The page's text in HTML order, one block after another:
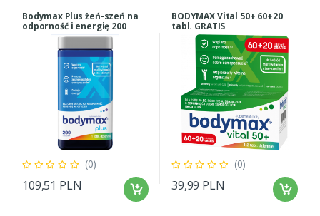
Bodymax Plus żeń-szeń na
odporność i energię 200
tabletek
(0)
109,51 PLN
BODYMAX Vital 50+ 60+20
tabl. GRATIS
(0)
39,99 PLN